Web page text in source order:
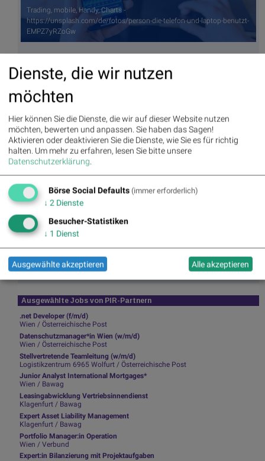
Trading, mobile, Handy, Charts -
https://unsplash.com/de/fotos/person-die-telefon-und-laptop-benutzt-
EMPZ7yRZoGw
Autor
Christine
Börse Social Network/Magazine
Useletter
Die Useletter "Morning Xpresso" und
anmelden. Wichtige Börse-Infos
garantiert.
Newsletter abonnieren
Infos über neue Financial Literacy
per Newsletter erhalten
Ausgewählte Jobs von PIR-Partnern
.net Developer (f/m/d)
Wien / Österreichische Post
Datenschutzmanager*in Wien (w/m/d)
Wien / Österreichische Post
Stellvertretende Teamleitung (w/m/d)
Logistikzentrum 6965 Wolfurt / Österreichische Post
Junior Analyst International Mortgages*
Wien / Bawag
Leasingabwicklung Vertriebsinnendienst
Klagenfurt / Bawag
Expert Asset Liability Management
Klagenfurt / Bawag
Portfolio Manager:in Operation
Wien / Verbund
Expert:in Bilanzierung mit Projektaufgaben
Dienste, die wir nutzen
möchten
Hier können Sie die Dienste, die wir auf dieser Website nutzen
möchten, bewerten und anpassen. Sie haben das Sagen!
Aktivieren oder deaktivieren Sie die Dienste, wie Sie es für richtig
halten. Um mehr zu erfahren, lesen Sie bitte unsere
Datenschutzerklärung.
Börse Social Defaults (immer erforderlich)
↓ 2 Dienste
Besucher-Statistiken
↓ 1 Dienst
Ausgewählte akzeptieren Alle akzeptieren